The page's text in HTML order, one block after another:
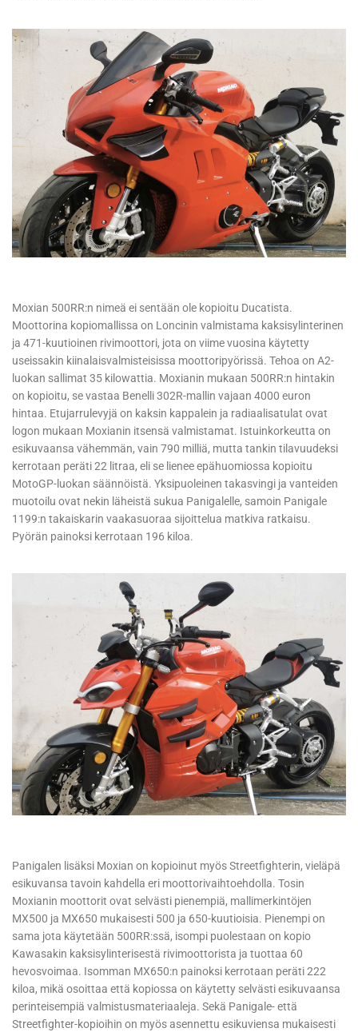
Moxian 500RR:n nimeä ei sentään ole kopioitu Ducatista.
Moottorina kopiomallissa on Loncinin valmistama kaksisylinterinen
ja 471-kuutioinen rivimoottori, jota on viime vuosina käytetty
useissakin kiinalaisvalmisteisissa moottoripyörissä. Tehoa on A2-
luokan sallimat 35 kilowattia. Moxianin mukaan 500RR:n hintakin
on kopioitu, se vastaa Benelli 302R-mallin vajaan 4000 euron
hintaa. Etujarrulevyjä on kaksin kappalein ja radiaalisatulat ovat
logon mukaan Moxianin itsensä valmistamat. Istuinkorkeutta on
esikuvaansa vähemmän, vain 790 milliä, mutta tankin tilavuudeksi
kerrotaan peräti 22 litraa, eli se lienee epähuomiossa kopioitu
MotoGP-luokan säännöistä. Yksipuoleinen takasvingi ja vanteiden
muotoilu ovat nekin läheistä sukua Panigalelle, samoin Panigale
1199:n takaiskarin vaakasuoraa sijoittelua matkiva ratkaisu.
Pyörän painoksi kerrotaan 196 kiloa.
Panigalen lisäksi Moxian on kopioinut myös Streetfighterin, vieläpä
esikuvansa tavoin kahdella eri moottorivaihtoehdolla. Tosin
Moxianin moottorit ovat selvästi pienempiä, mallimerkintöjen
MX500 ja MX650 mukaisesti 500 ja 650-kuutioisia. Pienempi on
sama jota käytetään 500RR:ssä, isompi puolestaan on kopio
Kawasakin kaksisylinterisestä rivimoottorista ja tuottaa 60
hevosvoimaa. Isomman MX650:n painoksi kerrotaan peräti 222
kiloa, mikä osoittaa että kopiossa on käytetty selvästi esikuvaansa
perinteisempiä valmistusmateriaaleja. Sekä Panigale- että
Streetfighter-kopioihin on myös asennettu esikuviensa mukaisesti